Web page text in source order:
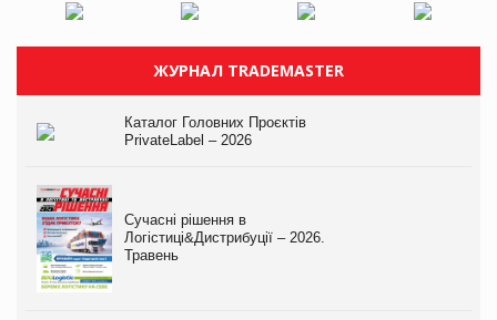
ЖУРНАЛ TRADEMASTER
Каталог Головних Проєктів
PrivateLabel – 2026
Сучасні рішення в
Логістиці&Дистрибуції – 2026.
Травень